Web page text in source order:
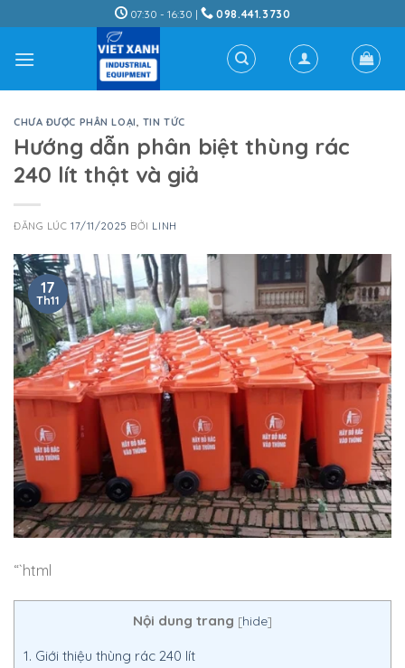
to
content
07:30 - 16:30 | 098.441.3730
CHƯA ĐƯỢC PHÂN LOẠI, TIN TỨC
Hướng dẫn phân biệt thùng rác
240 lít thật và giả
ĐĂNG LÚC17/11/2025 BỞI LINH
17
Th11
“`html
Nội dung trang [hide]
1. Giới thiệu thùng rác 240 lít